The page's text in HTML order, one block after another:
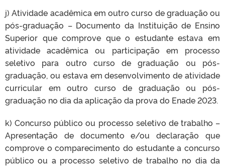
j) Atividade acadêmica em outro curso de graduação ou
pós-graduação – Documento da Instituição de Ensino
Superior que comprove que o estudante estava em
atividade acadêmica ou participação em processo
seletivo para outro curso de graduação ou pós-
graduação, ou estava em desenvolvimento de atividade
curricular em outro curso de graduação ou pós-
graduação no dia da aplicação da prova do Enade 2023.
k) Concurso público ou processo seletivo de trabalho –
Apresentação de documento e/ou declaração que
comprove o comparecimento do estudante a concurso
público ou a processo seletivo de trabalho no dia da